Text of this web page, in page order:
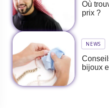
Où
prix ?
NEWS
bijoux